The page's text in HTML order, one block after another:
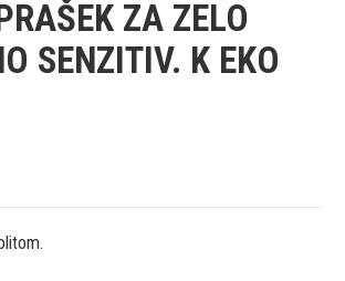
ZA ZELO
SENZITIV. K EKO